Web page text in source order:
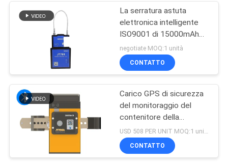
PRIVACY
Inseguimento della
guarnizione di
tenuta del
contenitore
Dispositivi del
monitoraggio di
64
La serratura astuta
elettronica intelligente
ISO9001 di 15000mAh
GPS ha approvato
negotiate MOQ:1 unità
CONTATTO
Carico GPS di sicurezza
del monitoraggio del
contenitore della
serratura della
guarnizione di Jointech
JT705A GPS che segue
CONTATTO